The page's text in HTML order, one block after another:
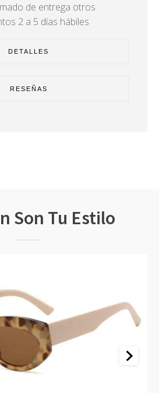
de entrega otros
2 a 5 días hábiles
DETALLES
RESEÑAS
Son Tu Estilo